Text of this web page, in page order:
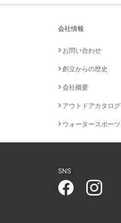
会社情報
お問い合わせ
創立からの歴史
会社概要
アウトドアカタログ
ウォータースポーツ
SNS